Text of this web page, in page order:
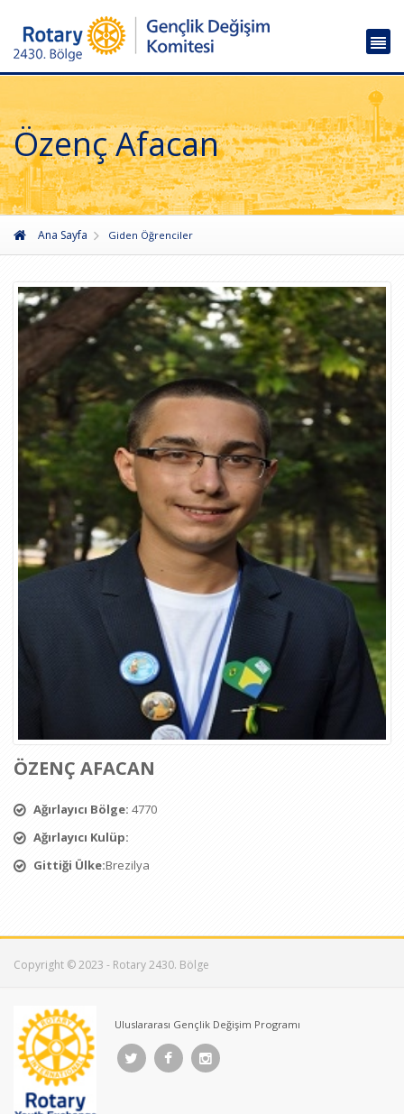
Özenç Afacan
Ana Sayfa Giden Öğrenciler
ÖZENÇ AFACAN
Ağırlayıcı Bölge: 4770
Ağırlayıcı Kulüp:
Gittiği Ülke:Brezilya
Copyright © 2023 - Rotary 2430. Bölge
Uluslararası Gençlik Değişim Programı